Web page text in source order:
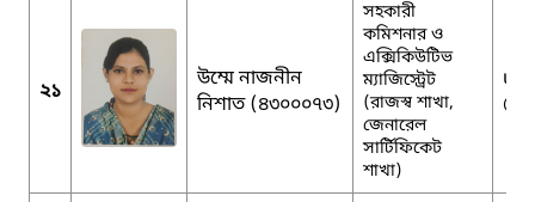
২১
উম্মে নাজনীন
নিশাত (৪৩০০০৭৩)
সহকারী
কমিশনার ও
এক্সিকিউটিভ
ম্যাজিস্ট্রেট
(রাজস্ব শাখা,
জেনারেল
সার্টিফিকেট
শাখা)